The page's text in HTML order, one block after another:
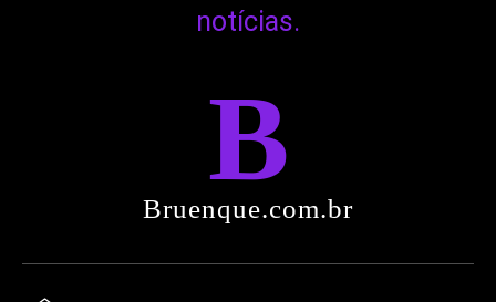
notícias.
B
Bruenque.com.br